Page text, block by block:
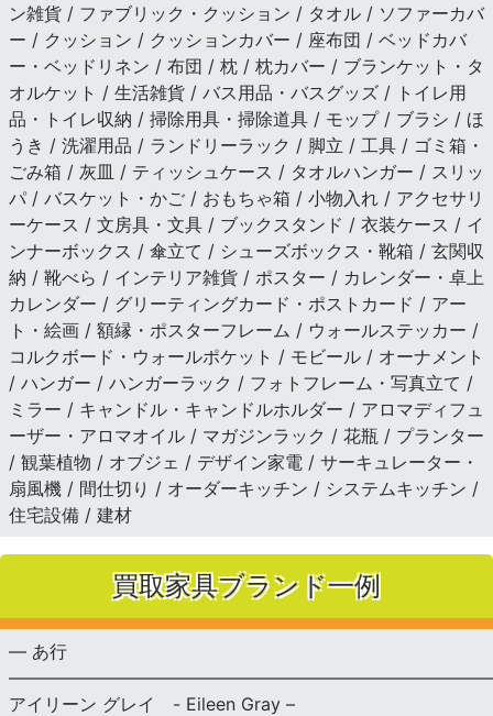
ン雑貨 / ファブリック・クッション / タオル / ソファーカバ
ー / クッション / クッションカバー / 座布団 / ベッドカバ
ー・ベッドリネン / 布団 / 枕 / 枕カバー / ブランケット・タ
オルケット / 生活雑貨 / バス用品・バスグッズ / トイレ用
品・トイレ収納 / 掃除用具・掃除道具 / モップ / ブラシ / ほ
うき / 洗濯用品 / ランドリーラック / 脚立 / 工具 / ゴミ箱・
ごみ箱 / 灰皿 / ティッシュケース / タオルハンガー / スリッ
パ / バスケット・かご / おもちゃ箱 / 小物入れ / アクセサリ
ーケース / 文房具・文具 / ブックスタンド / 衣装ケース / イ
ンナーボックス / 傘立て / シューズボックス・靴箱 / 玄関収
納 / 靴べら / インテリア雑貨 / ポスター / カレンダー・卓上
カレンダー / グリーティングカード・ポストカード / アー
ト・絵画 / 額縁・ポスターフレーム / ウォールステッカー /
コルクボード・ウォールポケット / モビール / オーナメント
/ ハンガー / ハンガーラック / フォトフレーム・写真立て /
ミラー / キャンドル・キャンドルホルダー / アロマディフュ
ーザー・アロマオイル / マガジンラック / 花瓶 / プランター
/ 観葉植物 / オブジェ / デザイン家電 / サーキュレーター・
扇風機 / 間仕切り / オーダーキッチン / システムキッチン /
住宅設備 / 建材
買取家具ブランド一例
— あ行
アイリーン グレイ - Eileen Gray –